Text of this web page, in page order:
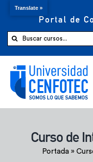
Portal de
Buscar:
Comprar ahora
InicioCurso de
Portada »
Translate »